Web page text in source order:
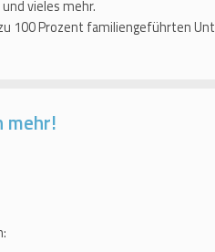
vieles mehr.
100 Prozent familiengeführten
mehr!